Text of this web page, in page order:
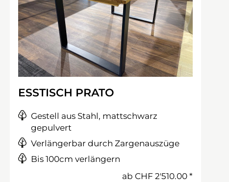
ESSTISCH PRATO
Gestell aus Stahl, mattschwarz
gepulvert
Verlängerbar durch Zargenauszüge
Bis 100cm verlängern
ab CHF 2'510.00